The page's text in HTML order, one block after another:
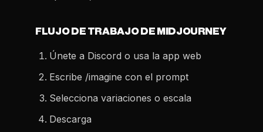
FLUJO DE TRABAJO DE MIDJOURNEY
Únete a Discord o usa la app web
Escribe /imagine con el prompt
Selecciona variaciones o escala
Descarga